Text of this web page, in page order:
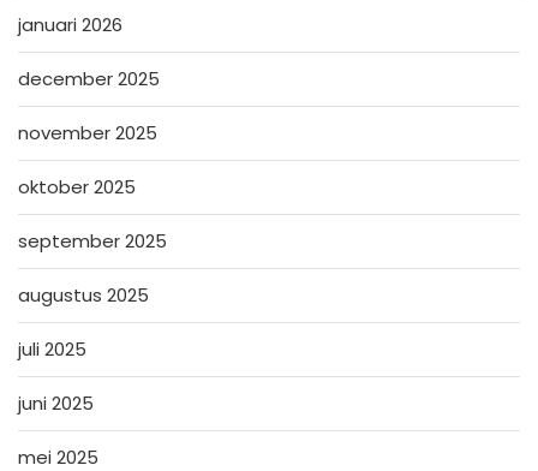
januari 2026
december 2025
november 2025
oktober 2025
september 2025
augustus 2025
juli 2025
juni 2025
mei 2025